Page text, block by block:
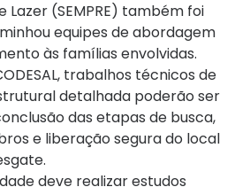
Lazer (SEMPRE) também foi
equipes de abordagem
às famílias envolvidas.
trabalhos técnicos de
detalhada poderão ser
das etapas de busca,
e liberação segura do local
deve realizar estudos